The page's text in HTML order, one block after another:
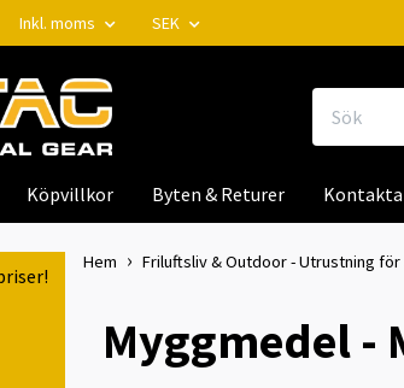
Inkl. moms SEK
Köpvillkor Byten & Returer Kontakta
Hem Friluftsliv & Outdoor - Utrustning för
Myggmedel -